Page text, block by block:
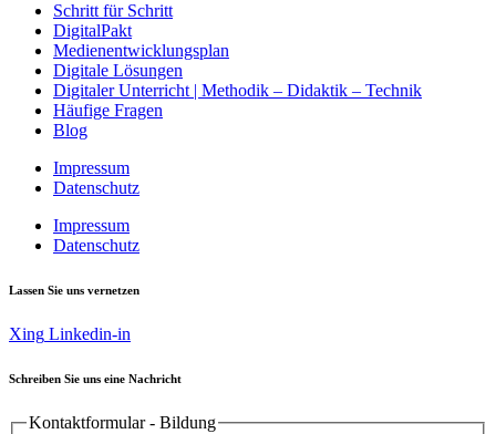
Schritt für Schritt
DigitalPakt
Medienentwicklungsplan
Digitale Lösungen
Digitaler Unterricht | Methodik – Didaktik – Technik
Häufige Fragen
Blog
Impressum
Datenschutz
Impressum
Datenschutz
Lassen Sie uns vernetzen
Xing Linkedin-in
Schreiben Sie uns eine Nachricht
Kontaktformular - Bildung